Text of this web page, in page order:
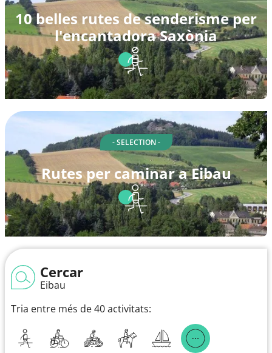
10 belles rutes de senderisme per
l'encantadora Saxònia
- SELECTION -
Rutes per caminar a Eibau
Cercar
Eibau
Tria entre més de 40 activitats: